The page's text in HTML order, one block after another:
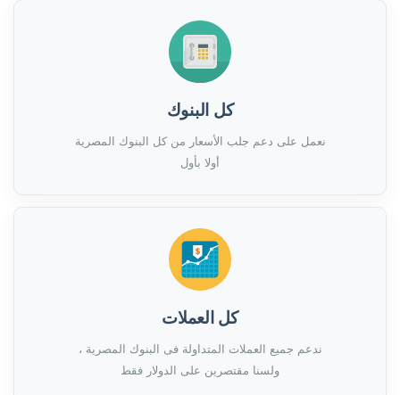
كل البنوك
نعمل على دعم جلب الأسعار من كل البنوك المصرية
أولا بأول
كل العملات
ندعم جميع العملات المتداولة فى البنوك المصرية ،
ولسنا مقتصرين على الدولار فقط